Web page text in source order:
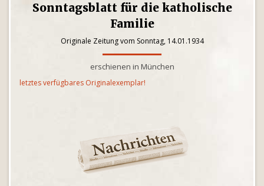
Sonntagsblatt für die katholische
Familie
Originale Zeitung vom Sonntag, 14.01.1934
erschienen in München
letztes verfügbares Originalexemplar!